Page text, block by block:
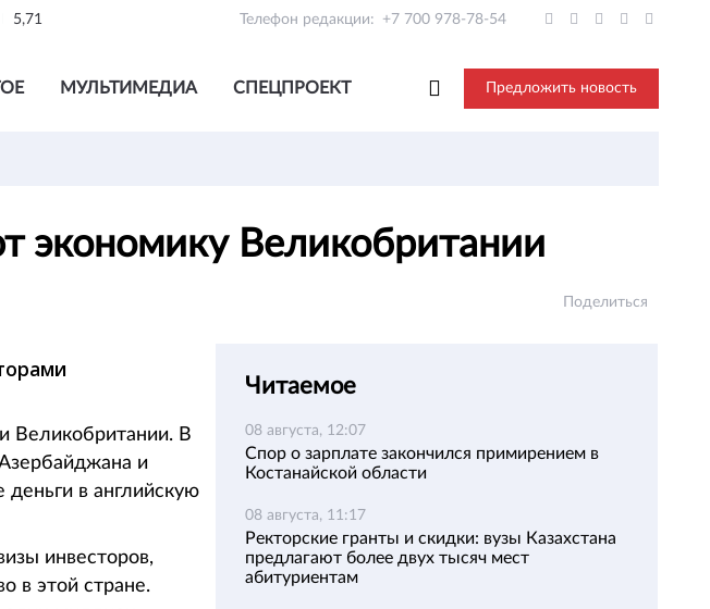
5,71 Телефон редакции: +7 700 978-78-54
МУЛЬТИМЕДИА СПЕЦПРОЕКТ Предложить новость
экономику Великобритании
Поделиться
Великобритании. В
и
в английскую
инвесторов,
в этой стране.
Читаемое
08 августа, 12:07
Спор о зарплате закончился примирением в
Костанайской области
08 августа, 11:17
Ректорские гранты и скидки: вузы Казахстана
предлагают более двух тысяч мест
абитуриентам